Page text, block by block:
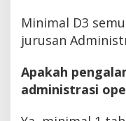
Minimal D3
jurusan
Apakah
administrasi